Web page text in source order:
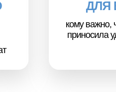
ДЛЯ
кому важно,
приносила